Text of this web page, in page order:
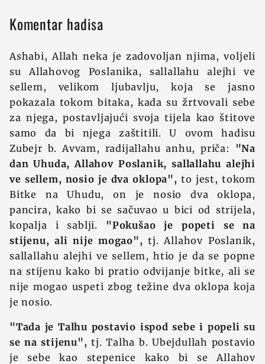
Komentar hadisa
Ashabi, Allah neka je zadovoljan njima, voljeli
su Allahovog Poslanika, sallallahu alejhi ve
sellem, velikom ljubavlju, koja se jasno
pokazala tokom bitaka, kada su žrtvovali sebe
za njega, postavljajući svoja tijela kao štitove
samo da bi njega zaštitili. U ovom hadisu
Zubejr b. Avvam, radijallahu anhu, priča: "Na
dan Uhuda, Allahov Poslanik, sallallahu alejhi
ve sellem, nosio je dva oklopa", to jest, tokom
Bitke na Uhudu, on je nosio dva oklopa,
pancira, kako bi se sačuvao u bici od strijela,
kopalja i sablji. "Pokušao je popeti se na
stijenu, ali nije mogao", tj. Allahov Poslanik,
sallallahu alejhi ve sellem, htio je da se popne
na stijenu kako bi pratio odvijanje bitke, ali se
nije mogao uspeti zbog težine dva oklopa koja
je nosio.
"Tada je Talhu postavio ispod sebe i popeli su
se na stijenu", tj. Talha b. Ubejdullah postavio
je sebe kao stepenice kako bi se Allahov